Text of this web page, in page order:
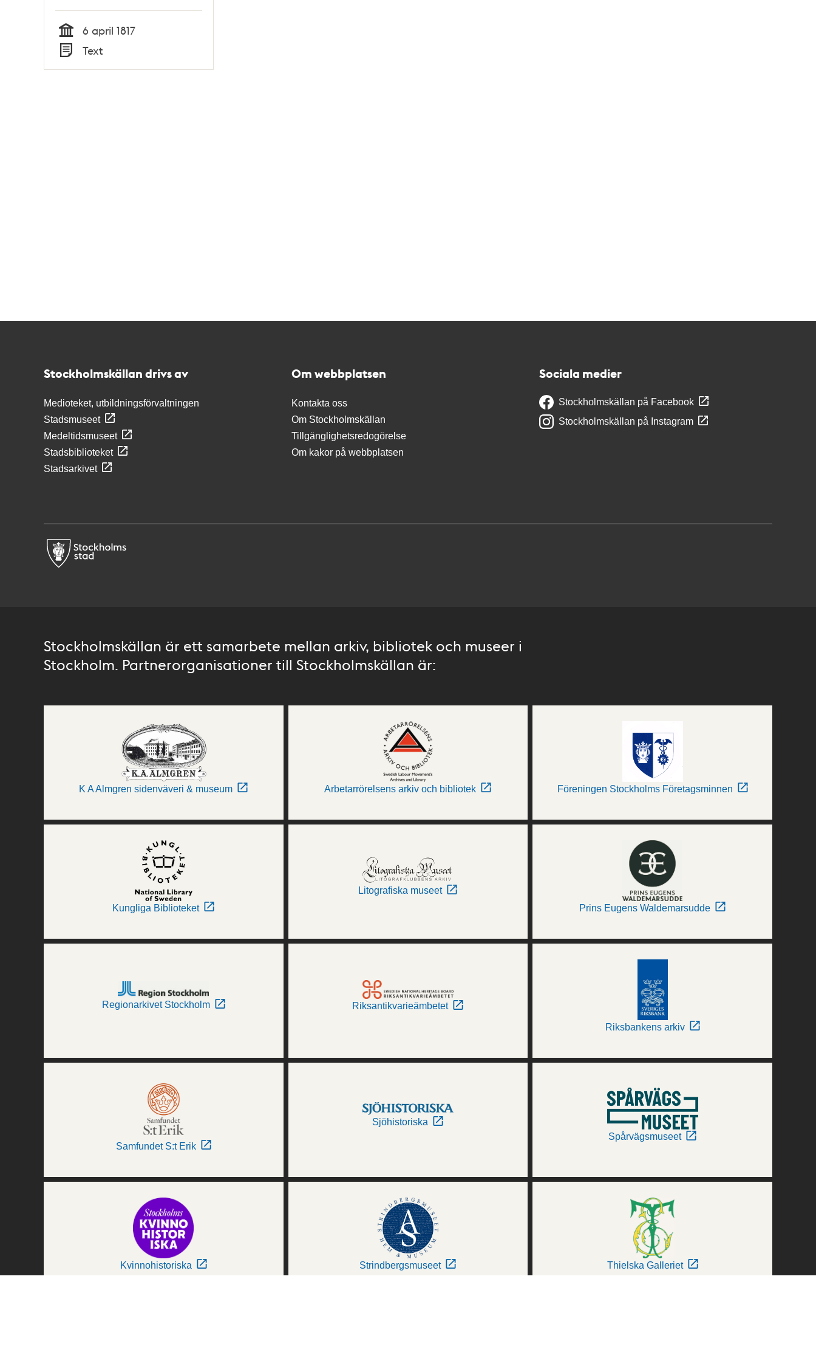
Tid
6 april 1817
Typ
Text
Stockholmskällan drivs av
Medioteket, utbildningsförvaltningen
Stadsmuseet
Medeltidsmuseet
Stadsbiblioteket
Stadsarkivet
Om webbplatsen
Kontakta oss
Om Stockholmskällan
Tillgänglighetsredogörelse
Om kakor på webbplatsen
Sociala medier
Stockholmskällan på Facebook
Stockholmskällan på Instagram
Stockholmskällan är ett samarbete mellan arkiv, bibliotek och museer i
Stockholm. Partnerorganisationer till Stockholmskällan är:
K A Almgren sidenväveri & museum Arbetarrörelsens arkiv och bibliotek Föreningen Stockholms Företagsminnen
Kungliga Biblioteket
Litografiska museet
Prins Eugens Waldemarsudde
Regionarkivet Stockholm Riksantikvarieämbetet
Riksbankens arkiv
Samfundet S:t Erik
Sjöhistoriska
Spårvägsmuseet
Kvinnohistoriska Strindbergsmuseet Thielska Galleriet